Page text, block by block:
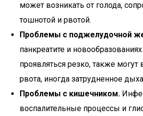
может возникать от голода,
тошнотой и рвотой.
Проблемы с поджелудочной
панкреатите и
проявляться резко, также могут
рвота, иногда затрудненное
Проблемы с кишечником.
воспалительные процессы и